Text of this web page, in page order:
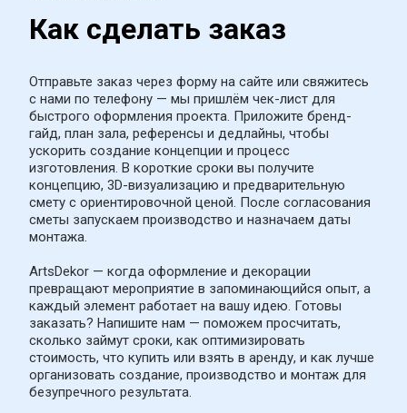
Как сделать заказ
Отправьте заказ через форму на сайте или свяжитесь
с нами по телефону — мы пришлём чек-лист для
быстрого оформления проекта. Приложите бренд-
гайд, план зала, референсы и дедлайны, чтобы
ускорить создание концепции и процесс
изготовления. В короткие сроки вы получите
концепцию, 3D-визуализацию и предварительную
смету с ориентировочной ценой. После согласования
сметы запускаем производство и назначаем даты
монтажа.
ArtsDekor — когда оформление и декорации
превращают мероприятие в запоминающийся опыт, а
каждый элемент работает на вашу идею. Готовы
заказать? Напишите нам — поможем просчитать,
сколько займут сроки, как оптимизировать
стоимость, что купить или взять в аренду, и как лучше
организовать создание, производство и монтаж для
безупречного результата.